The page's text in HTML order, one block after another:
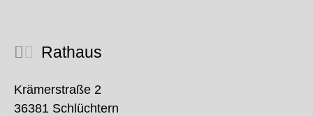
Rathaus
Krämerstraße 2
36381 Schlüchtern